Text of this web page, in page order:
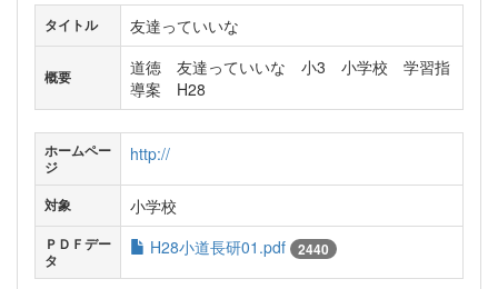
タイトル 友達っていいな
概要
道徳 友達っていいな 小3 小学校 学習指
導案 H28
ホームペー
ジ
http://
対象 小学校
ＰＤＦデー
タ
H28小道長研01.pdf 2440